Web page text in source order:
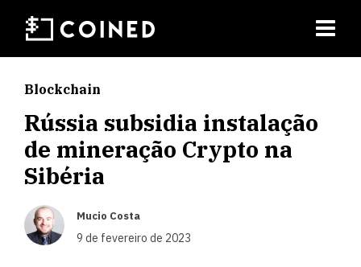
Blockchain
Rússia subsidia instalação
de mineração Crypto na
Sibéria
Mucio Costa
9 de fevereiro de 2023